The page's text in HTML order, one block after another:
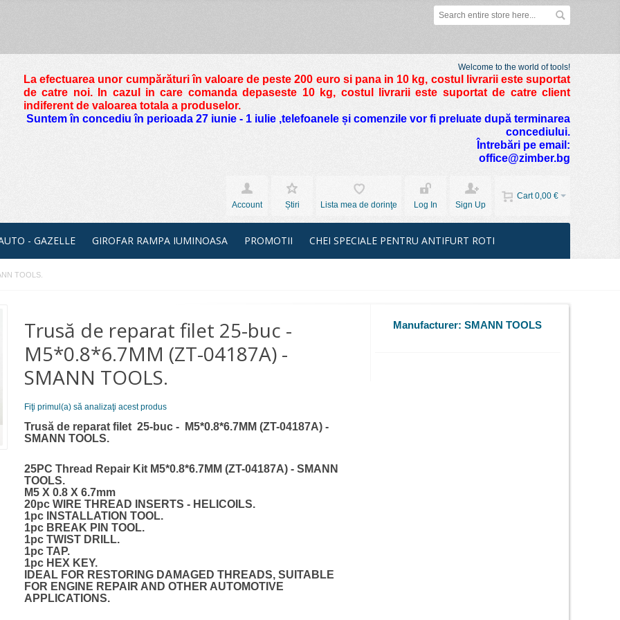
Welcome to the world of tools!
La efectuarea unor cumpărături în valoare de peste 200 euro si pana in 10 kg, costul livrarii este suportat
de catre noi. In cazul in care comanda depaseste 10 kg, costul livrarii este suportat de catre client
indiferent de valoarea totala a produselor.
Suntem în concediu în perioada 27 iunie - 1 iulie ,telefoanele și comenzile vor fi preluate după terminarea
concediului.
Întrebări pe email:
office@zimber.bg
Cart 0,00 €
Account
Știri Lista mea de dorinţe Log In Sign Up
- GAZELLE GIROFAR RAMPA IUMINOASA PROMOTII CHEI SPECIALE PENTRU ANTIFURT ROTI
TOOLS.
Trusă de reparat filet 25-buc -
M5*0.8*6.7MM (ZT-04187A) -
SMANN TOOLS.
Fiţi primul(a) să analizaţi acest produs
Trusă de reparat filet 25-buc - M5*0.8*6.7MM (ZT-04187A) -
SMANN TOOLS.
25PC Thread Repair Kit M5*0.8*6.7MM (ZT-04187A) - SMANN
TOOLS.
M5 X 0.8 X 6.7mm
20pc WIRE THREAD INSERTS - HELICOILS.
1pc INSTALLATION TOOL.
1pc BREAK PIN TOOL.
1pc TWIST DRILL.
1pc TAP.
1pc HEX KEY.
IDEAL FOR RESTORING DAMAGED THREADS, SUITABLE
FOR ENGINE REPAIR AND OTHER AUTOMOTIVE
APPLICATIONS.
Manufacturer:SMANN TOOLS